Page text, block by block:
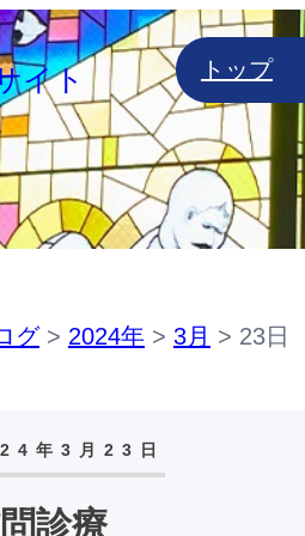
イト トップ
グ> 2024年> 3月 > 23日
年3月23日
診療